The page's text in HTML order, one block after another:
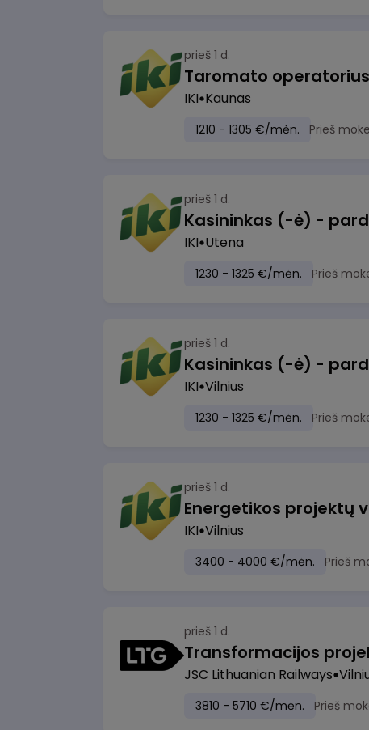
prieš 1 d.
IKI Kaunas
1210 - 1305 €/mėn. Prieš
prieš 1 d.
IKI Utena
1230 - 1325 €/mėn. Prieš
prieš 1 d.
IKI Vilnius
1230 - 1325 €/mėn. Prieš
prieš 1 d.
Energetikos projektų
IKI Vilnius
3400 - 4000 €/mėn. Prieš
prieš 1 d.
JSC Lithuanian Railways
3810 - 5710 €/mėn. Prieš